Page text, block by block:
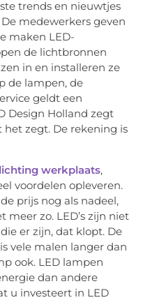
trends en nieuwtjes
medewerkers geven
maken LED-
de lichtbronnen
in en installeren ze
de lampen, de
geldt een
Design Holland zegt
zegt. De rekening is
werkplaats,
voordelen opleveren.
prijs nog als nadeel,
zo. LED’s zijn niet
er zijn, dat klopt. De
vele malen langer dan
ook. LED lampen
dan andere
u investeert in LED